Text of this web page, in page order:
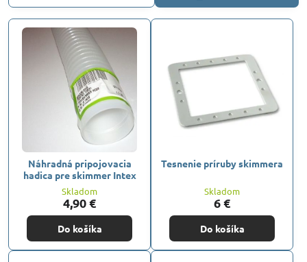
Náhradná pripojovacia
hadica pre skimmer Intex
Skladom
4,90 €
Do košíka
Tesnenie príruby skimmera
Skladom
6 €
Do košíka